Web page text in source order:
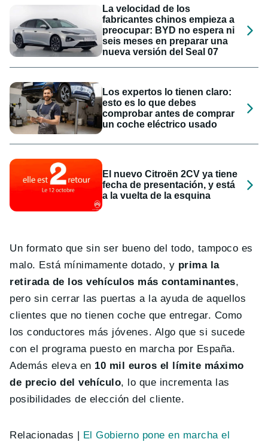
La velocidad de los
fabricantes chinos empieza a
preocupar: BYD no espera ni
seis meses en preparar una
nueva versión del Seal 07
Los expertos lo tienen claro:
esto es lo que debes
comprobar antes de comprar
un coche eléctrico usado
El nuevo Citroën 2CV ya tiene
fecha de presentación, y está
a la vuelta de la esquina
Un formato que sin ser bueno del todo, tampoco es
malo. Está mínimamente dotado, y prima la
retirada de los vehículos más contaminantes,
pero sin cerrar las puertas a la ayuda de aquellos
clientes que no tienen coche que entregar. Como
los conductores más jóvenes. Algo que si sucede
con el programa puesto en marcha por España.
Además eleva en 10 mil euros el límite máximo
de precio del vehículo, lo que incrementa las
posibilidades de elección del cliente.
Relacionadas | El Gobierno pone en marcha el